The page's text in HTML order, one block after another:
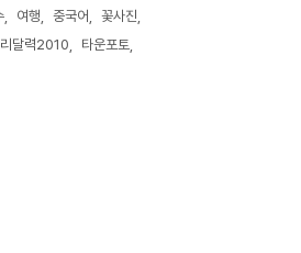
여행 중국어
꽃사진
달력2010
타운포토